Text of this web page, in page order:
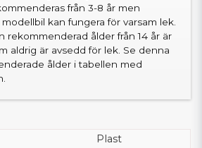
från 3-8 år men
kan fungera för varsam lek.
rekommenderad ålder från 14 år är
aldrig är avsedd för lek. Se denna
ålder i tabellen med
Plast